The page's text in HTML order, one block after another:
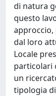
di natura
questo
approccio,
dal loro
Locale
particolari
un
tipologia